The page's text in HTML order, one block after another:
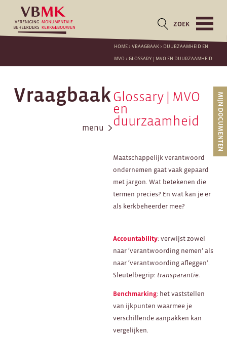
ZOEK
HOME>VRAAGBAAK> DUURZAAMHEID EN
MVO >GLOSSARY | MVO EN DUURZAAMHEID
Vraagbaak
menu MIJN DOCUMENTEN
Glossary | MVO
en
duurzaamheid
Maatschappelijk verantwoord
ondernemen gaat vaak gepaard
met jargon. Wat betekenen die
termen precies? En wat kan je er
als kerkbeheerder mee?
Accountability: verwijst zowel
naar ‘verantwoording nemen’ als
naar ‘verantwoording afleggen’.
Sleutelbegrip: transparantie.
Benchmarking: het vaststellen
van ijkpunten waarmee je
verschillende aanpakken kan
vergelijken.